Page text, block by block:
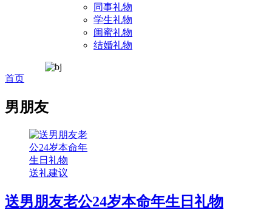
同事礼物
学生礼物
闺蜜礼物
结婚礼物
首页
男朋友
送礼建议
送男朋友老公24岁本命年生日礼物